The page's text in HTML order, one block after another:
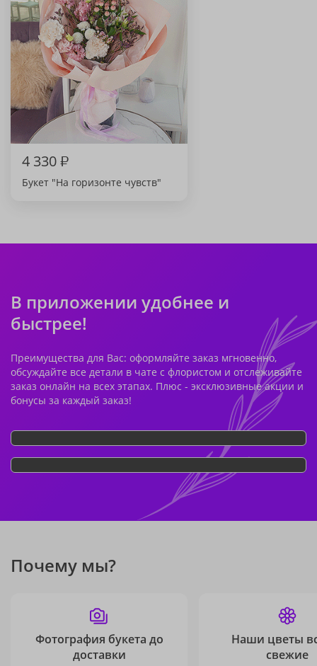
4 330₽
Букет "На горизонте чувств"
В приложении удобнее и
быстрее!
Преимущества для Вас: оформляйте заказ мгновенно,
обсуждайте все детали в чате с флористом и отслеживайте
заказ онлайн на всех этапах. Плюс - эксклюзивные акции и
бонусы за каждый заказ!
Почему мы?
Фотография букета до
доставки
Наши цветы
свежие